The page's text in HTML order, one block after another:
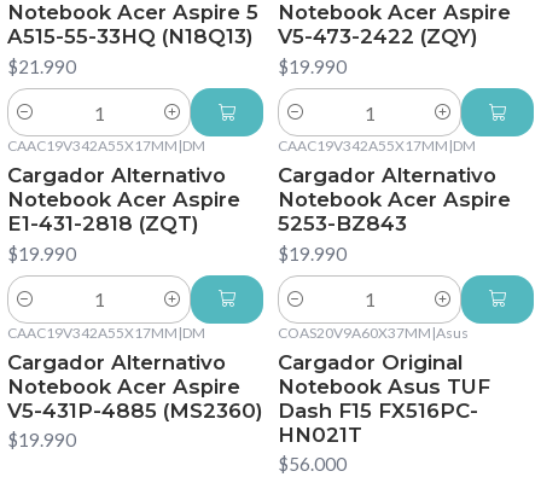
Notebook Acer Aspire 5
A515-55-33HQ (N18Q13)
$21.990
Cantidad
Notebook Acer Aspire
V5-473-2422 (ZQY)
$19.990
Cantidad
CAAC19V342A55X17MM |DM
Cargador Alternativo
Notebook Acer Aspire
E1-431-2818 (ZQT)
$19.990
Cantidad
CAAC19V342A55X17MM |DM
Cargador Alternativo
Notebook Acer Aspire
5253-BZ843
$19.990
Cantidad
CAAC19V342A55X17MM |DM
Cargador Alternativo
Notebook Acer Aspire
V5-431P-4885 (MS2360)
$19.990
COAS20V9A60X37MM |Asus
Cargador Original
Notebook Asus TUF
Dash F15 FX516PC-
HN021T
$56.000